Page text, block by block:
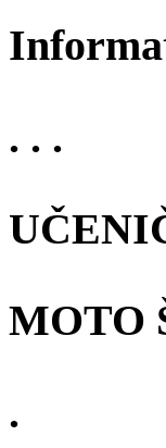
. . .
MOTO
.